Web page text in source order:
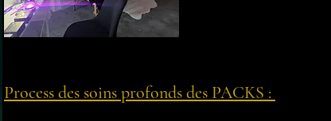
Process des soins profonds des PACKS :